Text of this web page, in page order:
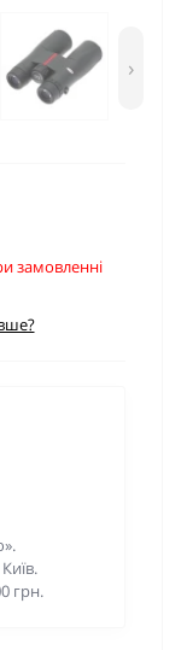
›
замовленні
грн.